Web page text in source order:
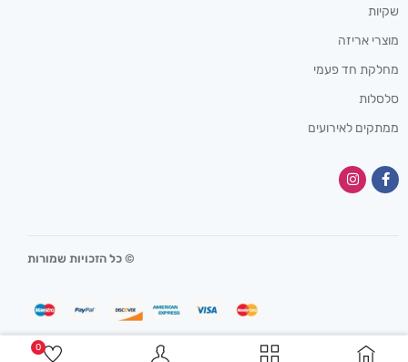
0
שקיות
מוצרי אריזה
מחלקת חד פעמי
סלסלות
ממתקים לאירועים
© כל הזכויות שמורות